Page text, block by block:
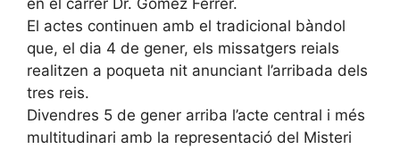
El actes continuen amb el tradicional bàndol
que, el dia 4 de gener, els missatgers reials
realitzen a poqueta nit anunciant l’arribada dels
tres reis.
Divendres 5 de gener arriba l’acte central i més
multitudinari amb la representació del Misteri